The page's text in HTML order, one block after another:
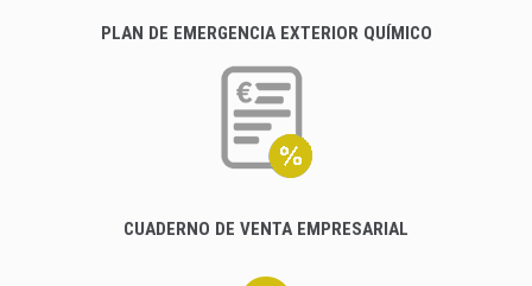
PLAN DE EMERGENCIA EXTERIOR QUÍMICO
CUADERNO DE VENTA EMPRESARIAL